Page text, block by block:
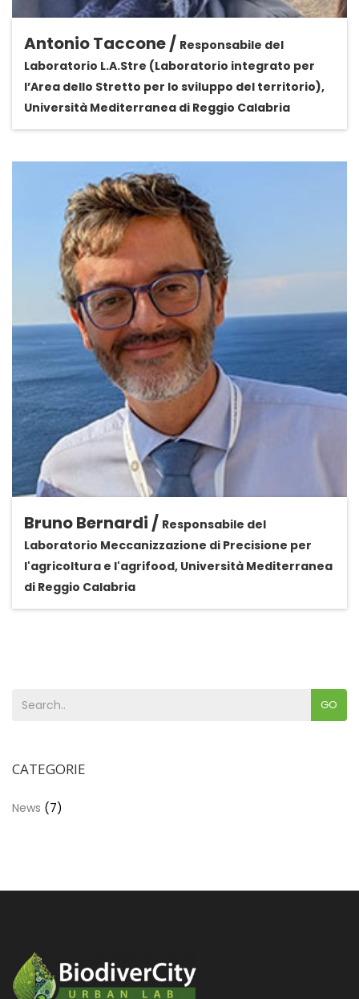
Antonio Taccone / Responsabile del
Laboratorio L.A.Stre (Laboratorio integrato per
l’Area dello Stretto per lo sviluppo del territorio),
Università Mediterranea di Reggio Calabria
Bruno Bernardi / Responsabile del
Laboratorio Meccanizzazione di Precisione per
l'agricoltura e l'agrifood, Università Mediterranea
di Reggio Calabria
GO
CATEGORIE
News (7)